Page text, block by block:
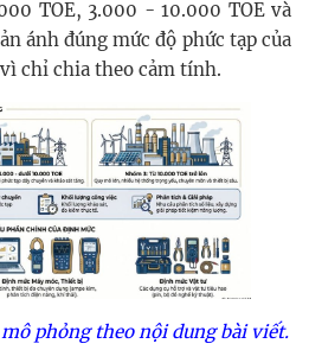
TOE, 3.000 - 10.000 TOE và
ánh đúng mức độ phức tạp của
chỉ chia theo cảm tính.
phỏng theo nội dung bài viết.